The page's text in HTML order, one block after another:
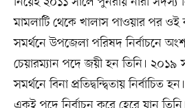
মামলাটি থেকে খালাস পাওয়ার পর
সমর্থনে উপজেলা পরিষদ নির্বাচনে
চেয়ারম্যান পদে জয়ী হন তিনি।
সমর্থনে বিনা প্রতিদ্বন্দ্বিতায়